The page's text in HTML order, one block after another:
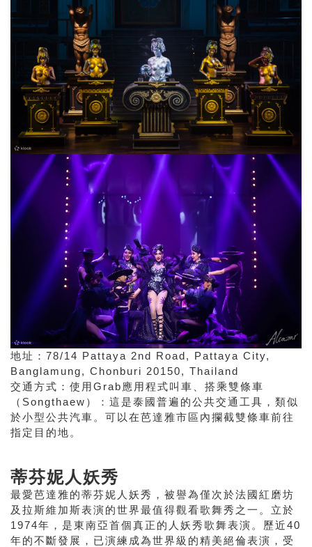
地址：78/14 Pattaya 2nd Road, Pattaya City,
Banglamung, Chonburi 20150, Thailand
交通方式：使用Grab應用程式叫車、搭乘雙條車
（Songthaew）：這是泰國普遍的公共交通工具，類似
於小型公共汽車。可以在芭達雅市區內攔截雙條車前往
指定目的地。
蒂芬妮人妖秀
最愛芭達雅的蒂芬妮人妖秀，被譽為僅次於法國紅磨坊
及拉斯維加斯表演的世界最值得觀看歌舞秀之一。立於
1974年，是東南亞首個真正的人妖秀歌舞表演。歷近40
年的不斷發展，已演練成為世界級的精美絕倫表演，受